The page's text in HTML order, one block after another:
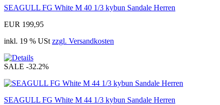
SEAGULL FG White M 40 1/3 kybun Sandale Herren
EUR 199,95
inkl. 19 % USt zzgl. Versandkosten
SALE -32.2%
SEAGULL FG White M 44 1/3 kybun Sandale Herren